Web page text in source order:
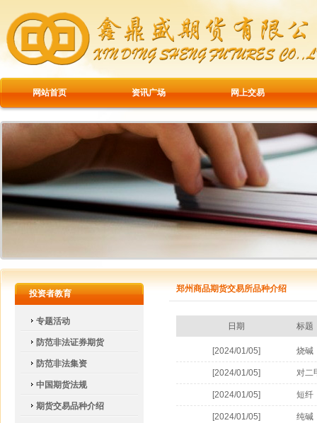
网站首页 资讯广场 网上交易
投资者教育
专题活动
防范非法证券期货
防范非法集资
中国期货法规
期货交易品种介绍
郑州商品期货交易所品种介绍
日期 标题
[2024/01/05] 烧碱
[2024/01/05] 对二
[2024/01/05] 短纤
[2024/01/05] 纯碱